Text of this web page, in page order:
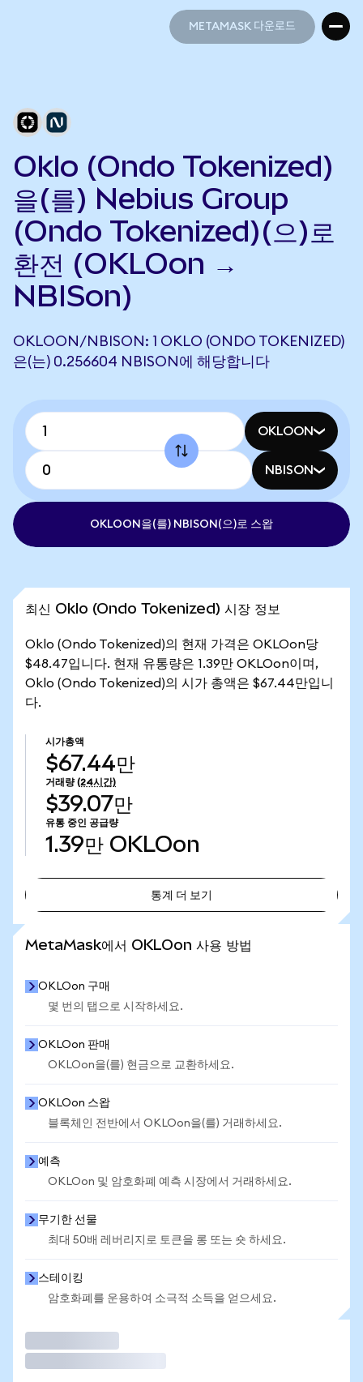
METAMASK 다운로드
Oklo (Ondo Tokenized)
을(를) Nebius Group
(Ondo Tokenized)(으)로
환전 (OKLOon →
NBISon)
OKLOON/NBISON: 1 OKLO (ONDO TOKENIZED)
은(는) 0.256604 NBISON에 해당합니다
OKLOON
NBISON
OKLOON을(를) NBISON(으)로 스왑
최신 Oklo (Ondo Tokenized) 시장 정보
Oklo (Ondo Tokenized)의 현재 가격은 OKLOon당
$48.47입니다. 현재 유통량은 1.39만 OKLOon이며,
Oklo (Ondo Tokenized)의 시가 총액은 $67.44만입니
다.
시가총액
$67.44만
거래량 (24시간)
$39.07만
유통 중인 공급량
1.39만 OKLOon
통계 더 보기
MetaMask에서 OKLOon 사용 방법
OKLOon 구매
몇 번의 탭으로 시작하세요.
OKLOon 판매
OKLOon을(를) 현금으로 교환하세요.
OKLOon 스왑
블록체인 전반에서 OKLOon을(를) 거래하세요.
예측
OKLOon 및 암호화폐 예측 시장에서 거래하세요.
무기한 선물
최대 50배 레버리지로 토큰을 롱 또는 숏 하세요.
스테이킹
암호화폐를 운용하여 소극적 소득을 얻으세요.